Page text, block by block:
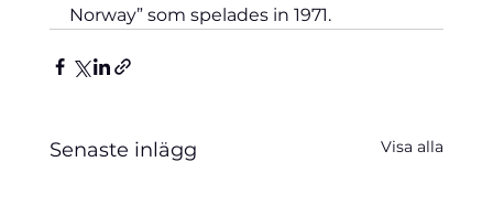
Norway” som spelades in 1971.
Senaste inlägg Visa alla